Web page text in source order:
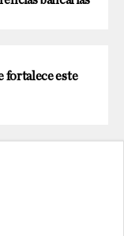
fortalece este